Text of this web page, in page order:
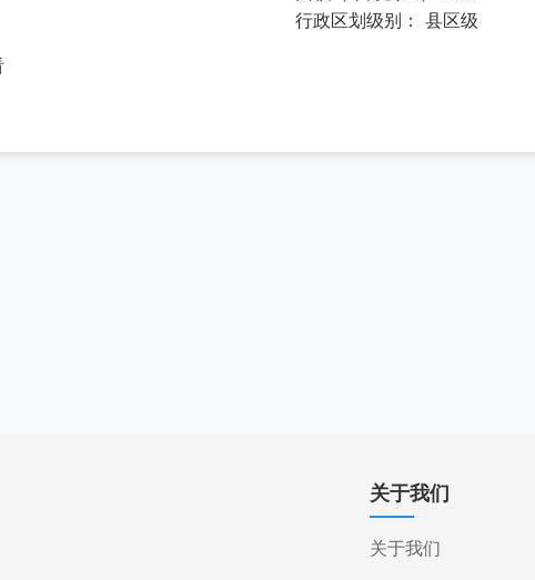
行政区划级别： 县区级
关于我们
关于我们